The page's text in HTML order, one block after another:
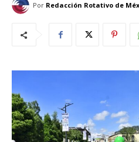
Por Redacción Rotativo de